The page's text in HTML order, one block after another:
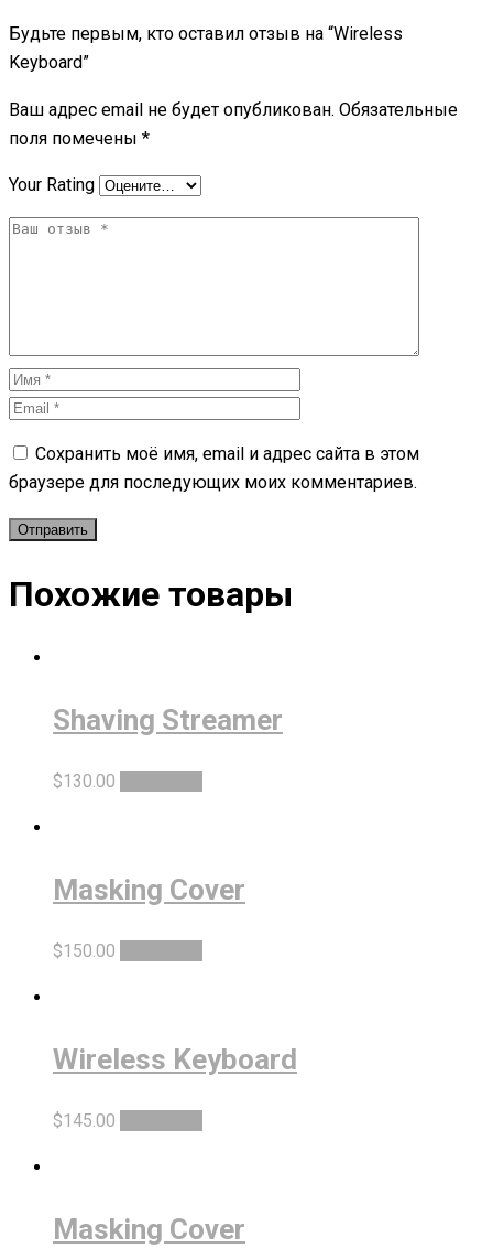
Будьте первым, кто оставил отзыв на “Wireless
Keyboard”
Ваш адрес email не будет опубликован. Обязательные
поля помечены *
Your Rating
Сохранить моё имя, email и адрес сайта в этом
браузере для последующих моих комментариев.
Похожие товары
Shaving Streamer
$130.00
Masking Cover
$150.00
Wireless Keyboard
$145.00
Masking Cover